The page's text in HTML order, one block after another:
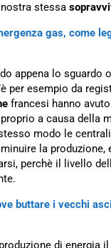
stessa
gas, come
appena lo sguardo
per esempio da
francesi hanno
a causa della
modo le
la produzione,
perchè il livello
buttare i vecchi
di energia